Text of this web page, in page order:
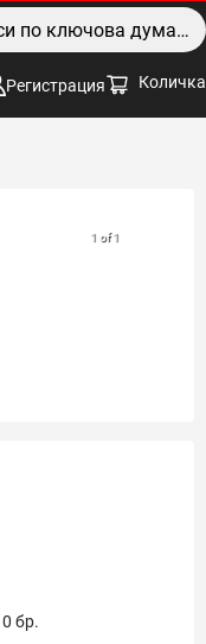
Регистрация Количка
1 of 1
0 бр.